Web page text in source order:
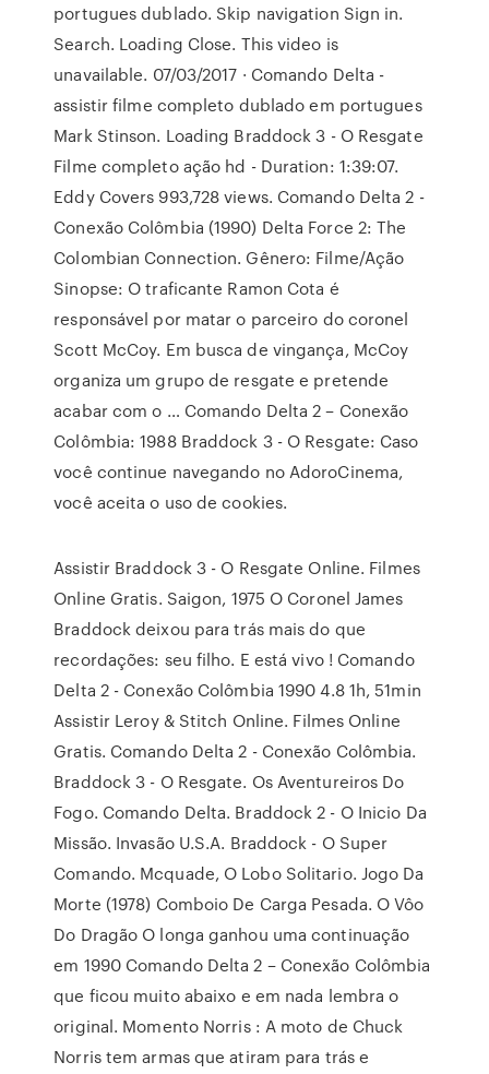
portugues dublado. Skip navigation Sign in.
Search. Loading Close. This video is
unavailable. 07/03/2017 · Comando Delta -
assistir filme completo dublado em portugues
Mark Stinson. Loading Braddock 3 - O Resgate
Filme completo ação hd - Duration: 1:39:07.
Eddy Covers 993,728 views. Comando Delta 2 -
Conexão Colômbia (1990) Delta Force 2: The
Colombian Connection. Gênero: Filme/Ação
Sinopse: O traficante Ramon Cota é
responsável por matar o parceiro do coronel
Scott McCoy. Em busca de vingança, McCoy
organiza um grupo de resgate e pretende
acabar com o … Comando Delta 2 – Conexão
Colômbia: 1988 Braddock 3 - O Resgate: Caso
você continue navegando no AdoroCinema,
você aceita o uso de cookies.
Assistir Braddock 3 - O Resgate Online. Filmes
Online Gratis. Saigon, 1975 O Coronel James
Braddock deixou para trás mais do que
recordações: seu filho. E está vivo ! Comando
Delta 2 - Conexão Colômbia 1990 4.8 1h, 51min
Assistir Leroy & Stitch Online. Filmes Online
Gratis. Comando Delta 2 - Conexão Colômbia.
Braddock 3 - O Resgate. Os Aventureiros Do
Fogo. Comando Delta. Braddock 2 - O Inicio Da
Missão. Invasão U.S.A. Braddock - O Super
Comando. Mcquade, O Lobo Solitario. Jogo Da
Morte (1978) Comboio De Carga Pesada. O Vôo
Do Dragão O longa ganhou uma continuação
em 1990 Comando Delta 2 – Conexão Colômbia
que ficou muito abaixo e em nada lembra o
original. Momento Norris : A moto de Chuck
Norris tem armas que atiram para trás e